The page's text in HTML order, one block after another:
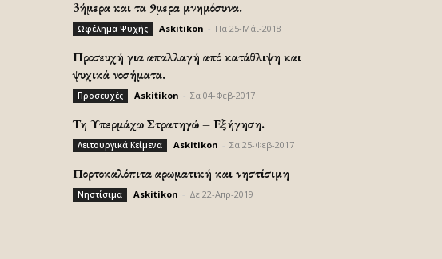
3ήμερα και τα 9μερα μνημόσυνα.
Ωφέλημα Ψυχής Askitikon Πα 25-Μάι-2018
Προσευχή για απαλλαγή από κατάθλιψη και
ψυχικά νοσήματα.
Προσευχές Askitikon Σα 04-Φεβ-2017
Τη Υπερμάχω Στρατηγώ – Εξήγηση.
Λειτουργικά Κείμενα Askitikon Σα 25-Φεβ-2017
Πορτοκαλόπιτα αρωματική και νηστίσιμη
Νηστίσιμα Askitikon Δε 22-Απρ-2019